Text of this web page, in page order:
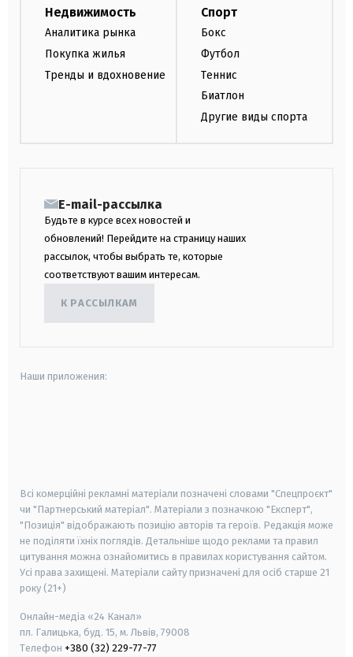
Недвижимость
Аналитика рынка
Покупка жилья
Тренды и вдохновение
Спорт
Бокс
Футбол
Теннис
Биатлон
Другие виды спорта
E-mail-рассылка
Будьте в курсе всех новостей и
обновлений! Перейдите на страницу наших
рассылок, чтобы выбрать те, которые
соответствуют вашим интересам.
К РАССЫЛКАМ
Наши приложения:
Всі комерційні рекламні матеріали позначені словами "Спецпроєкт"
чи "Партнерський матеріал". Матеріали з позначкою "Експерт",
"Позиція" відображають позицію авторів та героїв. Редакція може
не поділяти їхніх поглядів. Детальніше щодо реклами та правил
цитування можна ознайомитись в правилах користування сайтом.
Усі права захищені. Матеріали сайту призначені для осіб старше 21
року (21+)
Онлайн-медіа «24 Канал»
пл. Галицька, буд. 15, м. Львів, 79008
Телефон +380 (32) 229-77-77